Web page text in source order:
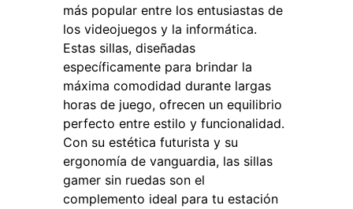
más popular entre los entusiastas de
los videojuegos y la informática.
Estas sillas, diseñadas
específicamente para brindar la
máxima comodidad durante largas
horas de juego, ofrecen un equilibrio
perfecto entre estilo y funcionalidad.
Con su estética futurista y su
ergonomía de vanguardia, las sillas
gamer sin ruedas son el
complemento ideal para tu estación